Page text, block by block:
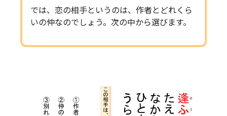
では、恋の相手というのは、作者とどれくら
いの仲なのでしょう。次の中から選びます。